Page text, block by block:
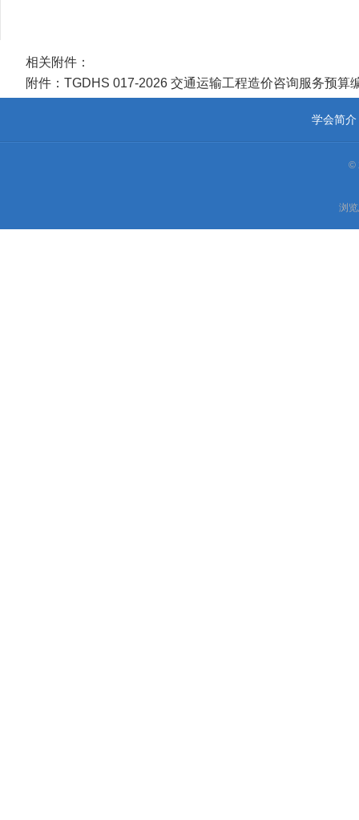
相关附件：
附件：TGDHS 017-2026 交通运输工程造价咨询服务预算
学会简介
©
浏